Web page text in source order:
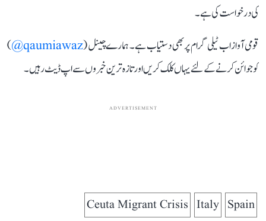
کی درخواست کی ہے۔
قومی آواز اب ٹیلی گرام پر بھی دستیاب ہے۔ ہمارے چینل (qaumiawaz@
)
کو جوائن کرنے کے لئے یہاں کلک کریں اور تازہ ترین خبروں سے اپ ڈیٹ رہیں۔
ADVERTISEMENT
Spain
Italy
Ceuta Migrant Crisis